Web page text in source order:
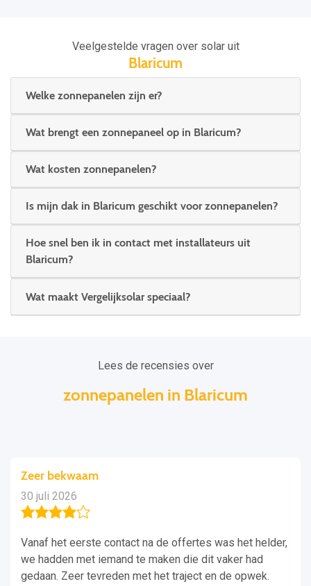
Veelgestelde vragen over solar uit
Blaricum
Welke zonnepanelen zijn er?
Wat brengt een zonnepaneel op in Blaricum?
Wat kosten zonnepanelen?
Is mijn dak in Blaricum geschikt voor zonnepanelen?
Hoe snel ben ik in contact met installateurs uit
Blaricum?
Wat maakt Vergelijksolar speciaal?
Lees de recensies over
zonnepanelen in Blaricum
Zeer bekwaam
30 juli 2026
Vanaf het eerste contact na de offertes was het helder,
we hadden met iemand te maken die dit vaker had
gedaan. Zeer tevreden met het traject en de opwek.